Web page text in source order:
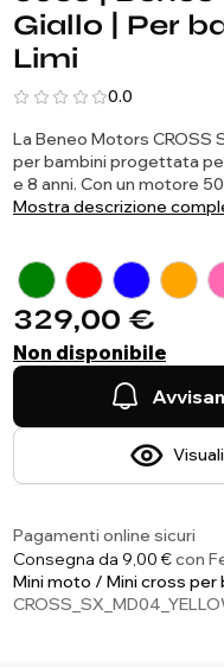
Giallo | Per
Limi
0.0
La Beneo Motors CROSS
per bambini progettata
e 8 anni. Con un motore
Mostra descrizione
329,00 €
Non disponibile
Pagamenti online sicuri
Consegna da 9,00 €con
Mini moto / Mini cross per